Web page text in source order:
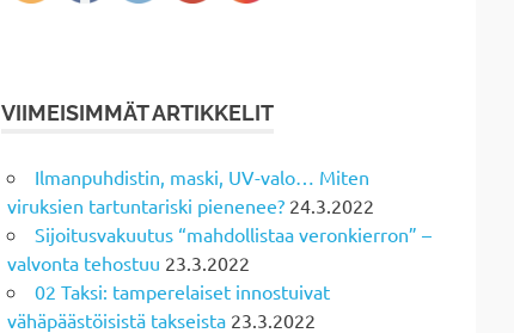
VIIMEISIMMÄT ARTIKKELIT
Ilmanpuhdistin, maski, UV-valo… Miten
viruksien tartuntariski pienenee? 24.3.2022
Sijoitusvakuutus “mahdollistaa veronkierron” –
valvonta tehostuu 23.3.2022
02 Taksi: tamperelaiset innostuivat
vähäpäästöisistä takseista 23.3.2022